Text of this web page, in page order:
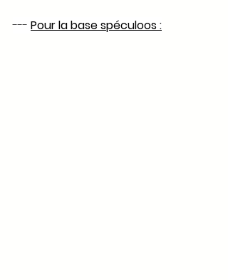
--- Pour la base spéculoos :